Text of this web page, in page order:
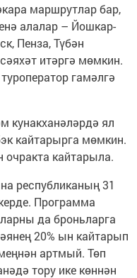
маршрутлар бар,
алалар – Йошкар-
Пенза, Түбән
итәргә мөмкин.
гамәлгә
кунакханәләрдә ял
кайтарырга мөмкин.
очракта кайтарыла.
республиканың 31
Программа
да броньларга
20% ын кайтарып
артмый. Төп
тору ике көннән